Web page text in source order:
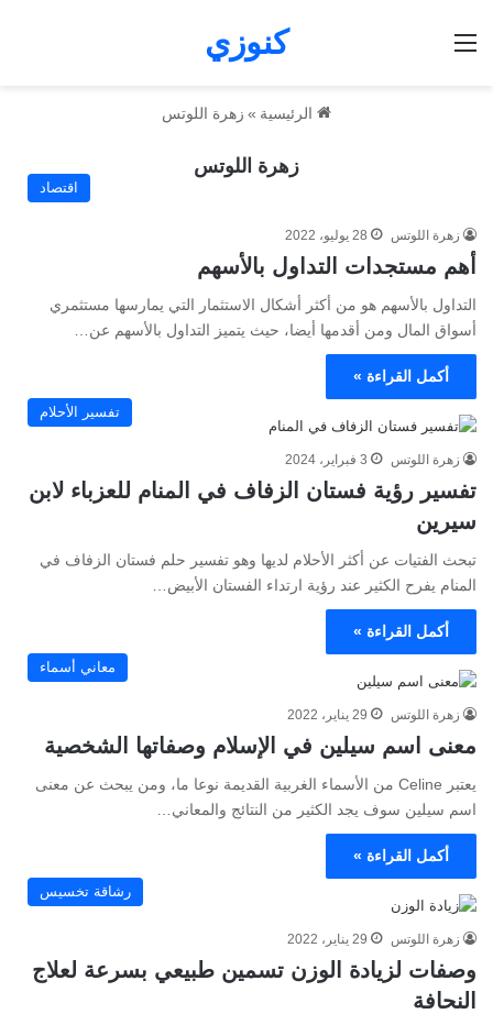
كنوزي
الرئيسية » زهرة اللوتس
زهرة اللوتس
اقتصاد
زهرة اللوتس 28 يوليو، 2022
أهم مستجدات التداول بالأسهم
التداول بالأسهم هو من أكثر أشكال الاستثمار التي يمارسها مستثمري
أسواق المال ومن أقدمها أيضا، حيث يتميز التداول بالأسهم عن…
أكمل القراءة »
تفسير الأحلام
زهرة اللوتس 3 فبراير، 2024
تفسير رؤية فستان الزفاف في المنام للعزباء لابن
سيرين
تبحث الفتيات عن أكثر الأحلام لديها وهو تفسير حلم فستان الزفاف في
المنام يفرح الكثير عند رؤية ارتداء الفستان الأبيض…
أكمل القراءة »
معاني أسماء
زهرة اللوتس 29 يناير، 2022
معنى اسم سيلين في الإسلام وصفاتها الشخصية
يعتبر Celine من الأسماء الغربية القديمة نوعا ما، ومن يبحث عن معنى
اسم سيلين سوف يجد الكثير من النتائج والمعاني…
أكمل القراءة »
رشاقة تخسيس
زهرة اللوتس 29 يناير، 2022
وصفات لزيادة الوزن تسمين طبيعي بسرعة لعلاج
النحافة